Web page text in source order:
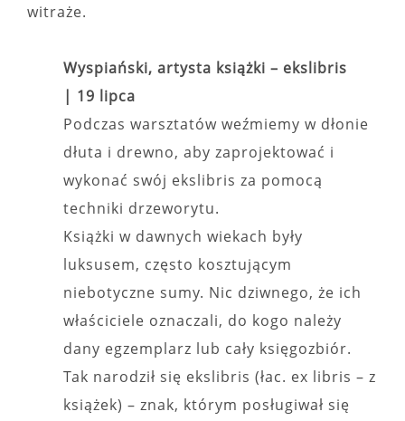
witraże.
Wyspiański, artysta książki – ekslibris
| 19 lipca
Podczas warsztatów weźmiemy w dłonie
dłuta i drewno, aby zaprojektować i
wykonać swój ekslibris za pomocą
techniki drzeworytu.
Książki w dawnych wiekach były
luksusem, często kosztującym
niebotyczne sumy. Nic dziwnego, że ich
właściciele oznaczali, do kogo należy
dany egzemplarz lub cały księgozbiór.
Tak narodził się ekslibris (łac. ex libris – z
książek) – znak, którym posługiwał się